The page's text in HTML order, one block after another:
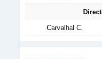
Carvalhal C.